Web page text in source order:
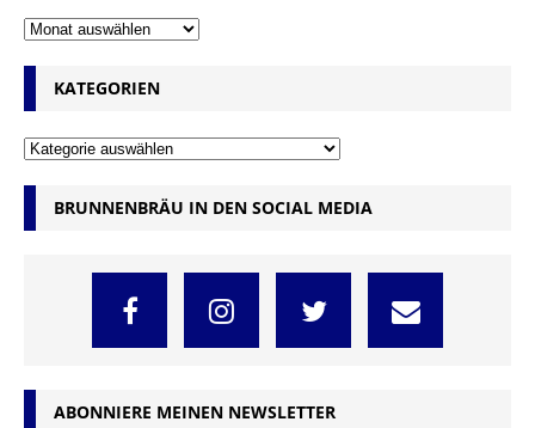
KATEGORIEN
BRUNNENBRÄU IN DEN SOCIAL MEDIA
ABONNIERE MEINEN NEWSLETTER